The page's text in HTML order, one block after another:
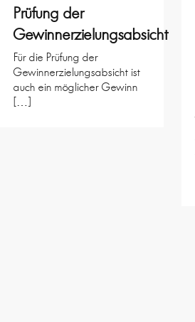
Prüfung der
Gewinnerzielungsabsicht
Für die Prüfung der
Gewinnerzielungsabsicht ist
auch ein möglicher Gewinn
[…]